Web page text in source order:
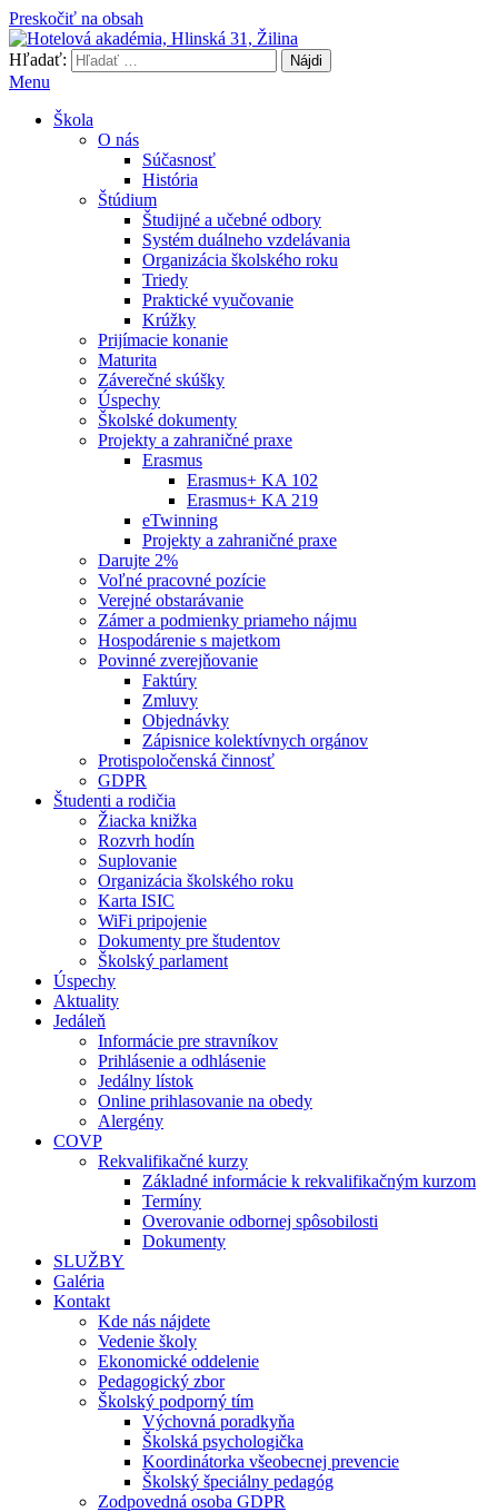
Preskočiť na obsah
Hotelová akadémia, Hlinská 31, Žilina
Hľadať:
Menu
Škola
O nás
Súčasnosť
História
Štúdium
Študijné a učebné odbory
Systém duálneho vzdelávania
Organizácia školského roku
Triedy
Praktické vyučovanie
Krúžky
Prijímacie konanie
Maturita
Záverečné skúšky
Úspechy
Školské dokumenty
Projekty a zahraničné praxe
Erasmus
Erasmus+ KA 102
Erasmus+ KA 219
eTwinning
Projekty a zahraničné praxe
Darujte 2%
Voľné pracovné pozície
Verejné obstarávanie
Zámer a podmienky priameho nájmu
Hospodárenie s majetkom
Povinné zverejňovanie
Faktúry
Zmluvy
Objednávky
Zápisnice kolektívnych orgánov
Protispoločenská činnosť
GDPR
Študenti a rodičia
Žiacka knižka
Rozvrh hodín
Suplovanie
Organizácia školského roku
Karta ISIC
WiFi pripojenie
Dokumenty pre študentov
Školský parlament
Úspechy
Aktuality
Jedáleň
Informácie pre stravníkov
Prihlásenie a odhlásenie
Jedálny lístok
Online prihlasovanie na obedy
Alergény
COVP
Rekvalifikačné kurzy
Základné informácie k rekvalifikačným kurzom
Termíny
Overovanie odbornej spôsobilosti
Dokumenty
SLUŽBY
Galéria
Kontakt
Kde nás nájdete
Vedenie školy
Ekonomické oddelenie
Pedagogický zbor
Školský podporný tím
Výchovná poradkyňa
Školská psychologička
Koordinátorka všeobecnej prevencie
Školský špeciálny pedagóg
Zodpovedná osoba GDPR